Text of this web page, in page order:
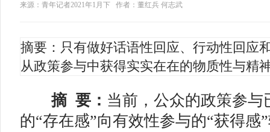
来源：青年记者2021年1月下
作者：董红兵 何志武
摘要：只有做好话语性回应、行动性回应
从政策参与中获得实实在在的物质性与精
摘 要： 当前，公众的政策参与
的“存在感”向有效性参与的“获得感